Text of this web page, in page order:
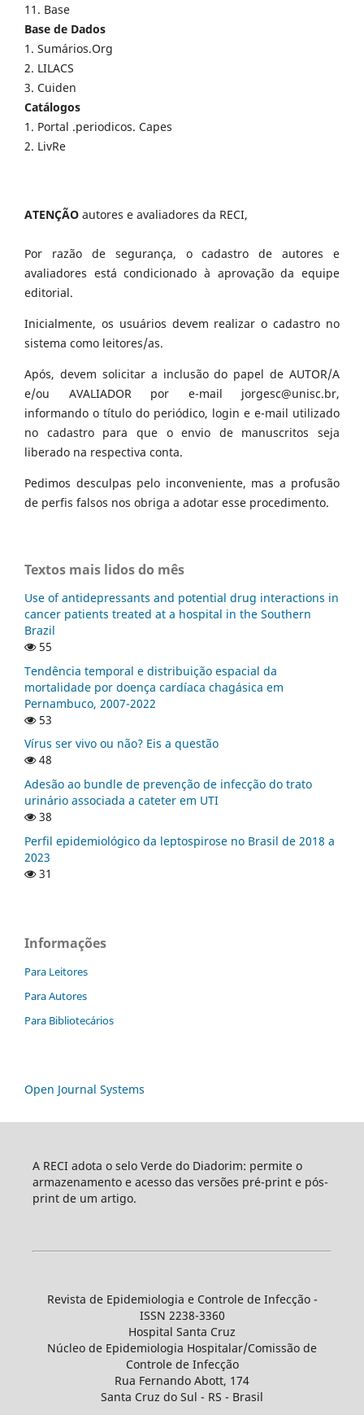
11. Base
Base de Dados
1. Sumários.Org
2. LILACS
3. Cuiden
Catálogos
1. Portal .periodicos. Capes
2. LivRe
ATENÇÃO autores e avaliadores da RECI,
Por razão de segurança, o cadastro de autores e
avaliadores está condicionado à aprovação da equipe
editorial.
Inicialmente, os usuários devem realizar o cadastro no
sistema como leitores/as.
Após, devem solicitar a inclusão do papel de AUTOR/A
e/ou AVALIADOR por e-mail jorgesc@unisc.br,
informando o título do periódico, login e e-mail utilizado
no cadastro para que o envio de manuscritos seja
liberado na respectiva conta.
Pedimos desculpas pelo inconveniente, mas a profusão
de perfis falsos nos obriga a adotar esse procedimento.
Textos mais lidos do mês
Use of antidepressants and potential drug interactions in
cancer patients treated at a hospital in the Southern
Brazil
55
Tendência temporal e distribuição espacial da
mortalidade por doença cardíaca chagásica em
Pernambuco, 2007-2022
53
Vírus ser vivo ou não? Eis a questão
48
Adesão ao bundle de prevenção de infecção do trato
urinário associada a cateter em UTI
38
Perfil epidemiológico da leptospirose no Brasil de 2018 a
2023
31
Informações
Para Leitores
Para Autores
Para Bibliotecários
Open Journal Systems
A RECI adota o selo Verde do Diadorim: permite o
armazenamento e acesso das versões pré-print e pós-
print de um artigo.
Revista de Epidemiologia e Controle de Infecção -
ISSN 2238-3360
Hospital Santa Cruz
Núcleo de Epidemiologia Hospitalar/Comissão de
Controle de Infecção
Rua Fernando Abott, 174
Santa Cruz do Sul - RS - Brasil